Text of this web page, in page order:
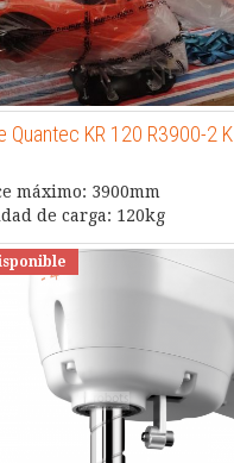
Quantec KR 120 R3900-2 K
máximo: 3900mm
de carga: 120kg